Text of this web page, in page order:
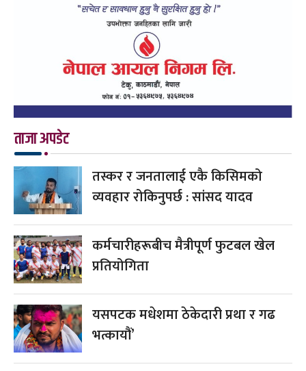
ताजा अपडेट
तस्कर र जनतालाई एकै किसिमको
व्यवहार रोकिनुपर्छ : सांसद यादव
कर्मचारीहरूबीच मैत्रीपूर्ण फुटबल खेल
प्रतियोगिता
यसपटक मधेशमा ठेकेदारी प्रथा र गढ
भत्कायौं’